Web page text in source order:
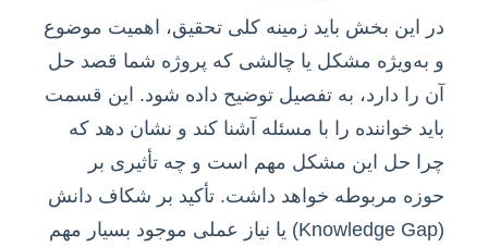
در این بخش باید زمینه کلی تحقیق، اهمیت موضوع
و به‌ویژه مشکل یا چالشی که پروژه شما قصد حل
آن را دارد، به تفصیل توضیح داده شود. این قسمت
باید خواننده را با مسئله آشنا کند و نشان دهد که
چرا حل این مشکل مهم است و چه تأثیری بر
حوزه مربوطه خواهد داشت. تأکید بر شکاف دانش
(Knowledge Gap) یا نیاز عملی موجود بسیار مهم